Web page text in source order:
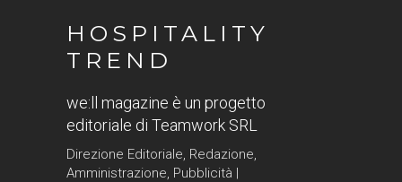
HOSPITALITY
TREND
we:ll magazine è un progetto
editoriale di Teamwork SRL
Direzione Editoriale, Redazione,
Amministrazione, Pubblicità |